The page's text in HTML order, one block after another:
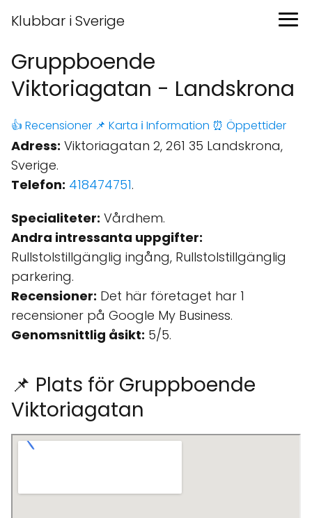
Klubbar i Sverige
Gruppboende
Viktoriagatan - Landskrona
👍 Recensioner 📌 Karta ℹ️ Information ⏰ Öppettider
Adress: Viktoriagatan 2, 261 35 Landskrona,
Sverige.
Telefon: 418474751.
Specialiteter: Vårdhem.
Andra intressanta uppgifter:
Rullstolstillgänglig ingång, Rullstolstillgänglig
parkering.
Recensioner: Det här företaget har 1
recensioner på Google My Business.
Genomsnittlig åsikt: 5/5.
📌 Plats för Gruppboende
Viktoriagatan